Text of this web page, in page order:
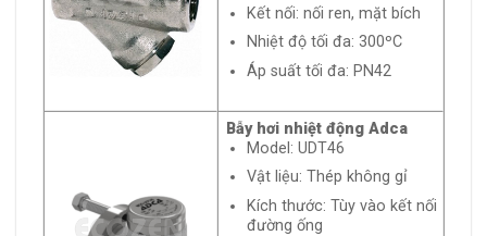
Kết nối: nối ren, mặt bích
Nhiệt độ tối đa: 300ºC
Áp suất tối đa: PN42
Bẫy hơi nhiệt động Adca
Model: UDT46
Vật liệu: Thép không gỉ
Kích thước: Tùy vào kết nối
đường ống